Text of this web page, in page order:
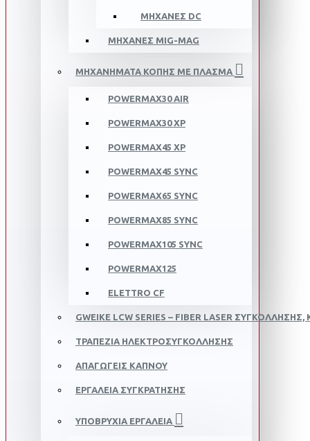
ΜΗΧΑΝΈΣ DC
ΜΗΧΑΝΈΣ MIG-MAG
ΜΗΧΑΝΗΜΑΤΑ ΚΟΠΗΣ ΜΕ ΠΛΑΣΜA
POWERMAX30 AIR
POWERMAX30 XP
POWERMAX45 XP
POWERMAX45 SYNC
POWERMAX65 SYNC
POWERMAX85 SYNC
POWERMAX105 SYNC
POWERMAX125
ELETTRO CF
GWEIKE LCW SERIES – FIBER LASER
ΤΡΑΠΕΖΙΑ ΗΛΕΚΤΡΟΣΥΓΚΟΛΛΗΣΗΣ
ΑΠΑΓΩΓΕΙΣ ΚΑΠΝΟΥ
ΕΡΓΑΛΕΙΑ ΣΥΓΚΡΑΤΗΣΗΣ
ΥΠΟΒΡΥΧΙΑ ΕΡΓΑΛΕΙΑ